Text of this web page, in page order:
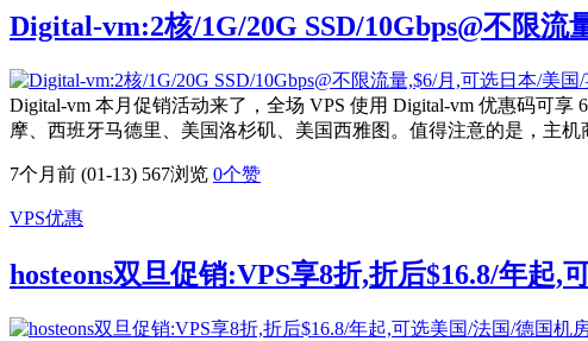
Digital-vm:2核/1G/20G SSD/10Gbps@不限
Digital-vm 本月促销活动来了，全场 VPS 使用 Digital-vm 优惠码可
摩、西班牙马德里、美国洛杉矶、美国西雅图。值得注意的是，主
7个月前 (01-13) 567浏览 0个赞
VPS优惠
hosteons双旦促销:VPS享8折,折后$16.8/年起,